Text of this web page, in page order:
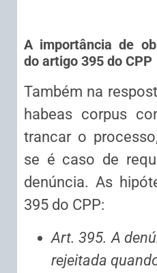
A importância de
do artigo 395 do CPP
Também na
habeas corpus
trancar o
se é caso de
denúncia. As
395 do CPP:
Art. 395. A
rejeitada